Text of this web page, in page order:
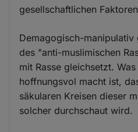
gesellschaftlichen
Demagogisch-
des "anti-muslimischen
mit Rasse gleichsetzt.
hoffnungsvol macht ist,
säkularen Kreisen dieser
solcher durchschaut wird.